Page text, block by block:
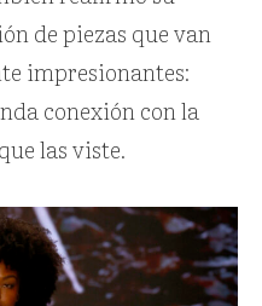
de piezas que van
impresionantes:
conexión con la
las viste.